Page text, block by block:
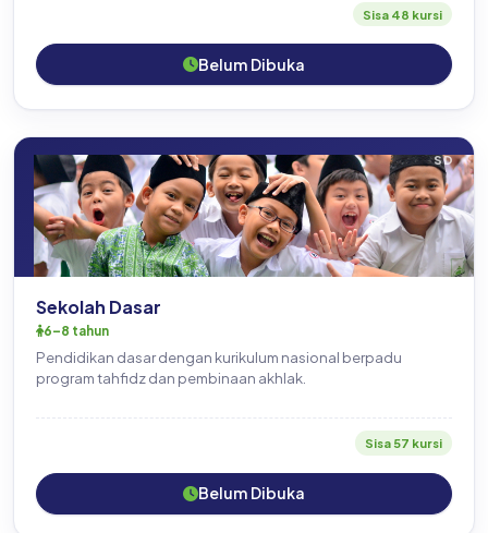
Sisa 48 kursi
Belum Dibuka
SD
Sekolah Dasar
6–8 tahun
Pendidikan dasar dengan kurikulum nasional berpadu
program tahfidz dan pembinaan akhlak.
Sisa 57 kursi
Belum Dibuka